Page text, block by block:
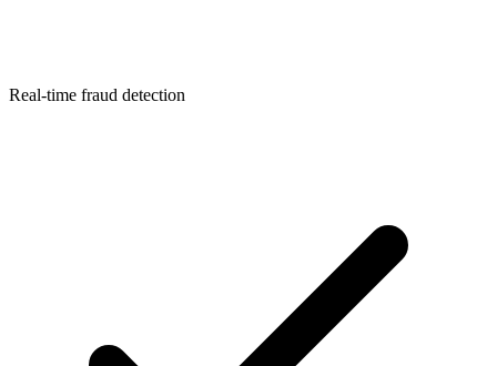
Real-time fraud detection